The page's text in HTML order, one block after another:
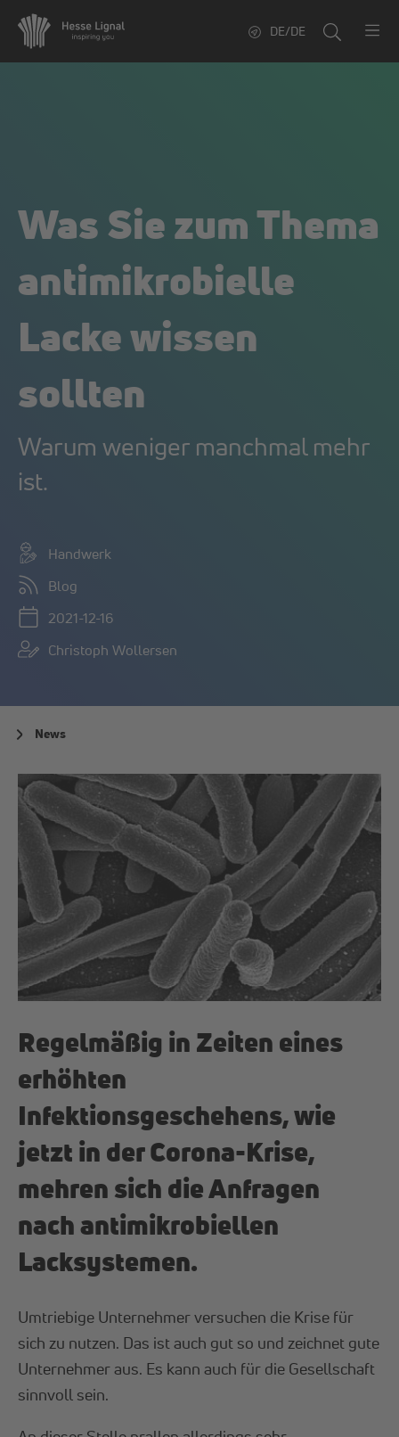
DE/DE
Was Sie zum Thema
antimikrobielle
Lacke wissen
sollten
Warum weniger manchmal mehr
ist.
Handwerk
Blog
2021-12-16
Christoph Wollersen
News
Regelmäßig in Zeiten eines
erhöhten
Infektionsgeschehens, wie
jetzt in der Corona-Krise,
mehren sich die Anfragen
nach antimikrobiellen
Lacksystemen.
Umtriebige Unternehmer versuchen die Krise für
sich zu nutzen. Das ist auch gut so und zeichnet gute
Unternehmer aus. Es kann auch für die Gesellschaft
sinnvoll sein.